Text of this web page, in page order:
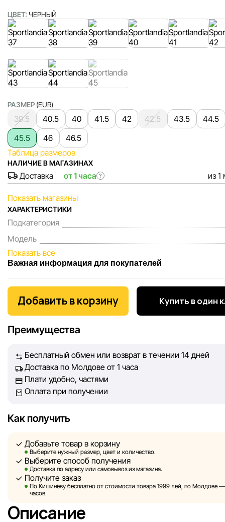
ЦВЕТ: ЧЕРНЫЙ
РАЗМЕР (EUR)
39.5 40.5 40 41.5 42 42.5 43.5
44.5
45.5
46
46.5
Таблица размеров
НАЛИЧИЕ В МАГАЗИНАХ
Доставка от 1 часа ? из 1
Показать магазины
ХАРАКТЕРИСТИКИ
Подкатегория
Модель
Показать все
Важная информация для покупателей
Мы, команда сети магазинов Sportlandia, ценим доверие
покупателей. Каждый день мы работаем над тем, чтобы
информация о товарах и услугах, представленная на
обеспечить вас достоверной информацией, чтобы вы
Однако, несмотря на постоянный контроль, Sportlandia
гарантировать абсолютную точность всех данных,
сайте, ввиду возможных технических ошибок или сбоев.
сторонних ресурсах, ссылки на которые могут быть
Sportlandia оставляет за собой право в одностороннем
без предварительного уведомления вносить изменения в
характеристики и потребительские свойства товаров.
Изображения, представленные на сайте, являются
Общая информация о товарах предоставляется в
Добавить в корзину Купить в один
Преимущества
Бесплатный обмен или возврат в течении 14 дней
Доставка по Молдове от 1 часа
Плати удобно, частями
Оплата при получении
Как получить
Добавьте товар в корзину
Выберите нужный размер, цвет и количество.
Выберите способ получения
Доставка по адресу или самовывоз из магазина.
Получите заказ
По Кишинёву бесплатно от стоимости товара 1999 лей, по Молдове —
часов.
Описание